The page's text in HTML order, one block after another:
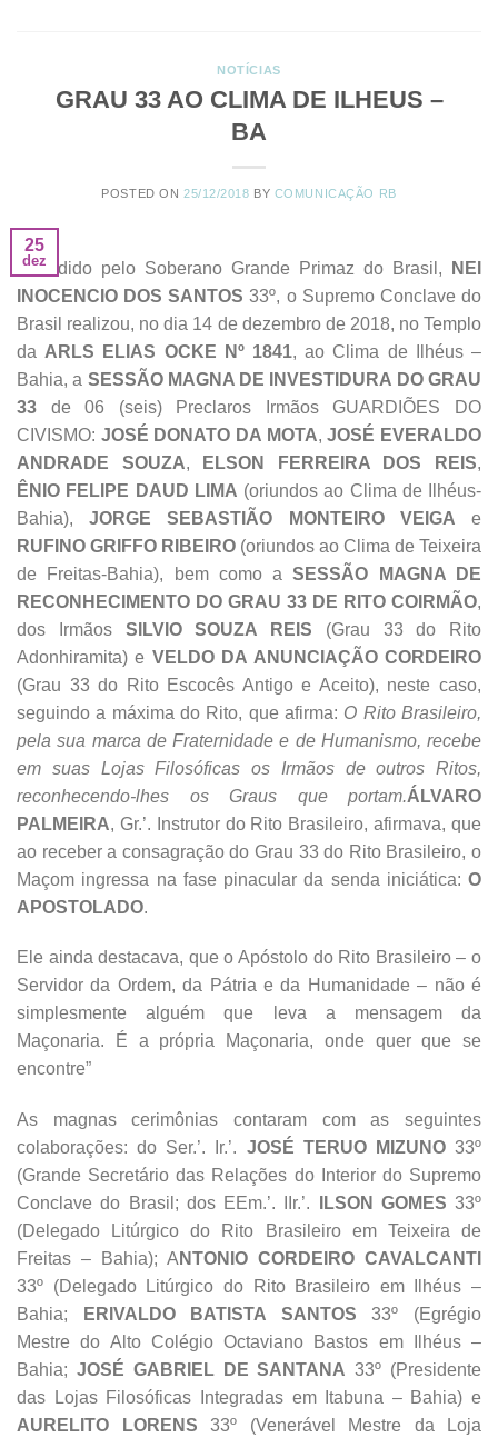
NOTÍCIAS
GRAU 33 AO CLIMA DE ILHEUS –
BA
POSTED ON 25/12/2018 BY COMUNICAÇÃO RB
25
dez
Presidido pelo Soberano Grande Primaz do Brasil,
NEI
INOCENCIO DOS SANTOS 33º, o Supremo Conclave do
Brasil realizou, no dia 14 de dezembro de 2018, no Templo
da ARLS ELIAS OCKE Nº 1841, ao Clima de Ilhéus –
Bahia, a SESSÃO MAGNA DE INVESTIDURA DO GRAU
33 de 06 (seis) Preclaros Irmãos GUARDIÕES DO
CIVISMO: JOSÉ DONATO DA MOTA,JOSÉ EVERALDO
ANDRADE SOUZA, ELSON FERREIRA DOS REIS,
ÊNIO FELIPE DAUD LIMA (oriundos ao Clima de Ilhéus-
Bahia),JORGE SEBASTIÃO MONTEIRO VEIGA e
RUFINO GRIFFO RIBEIRO (oriundos ao Clima de Teixeira
de Freitas-Bahia), bem como aSESSÃO MAGNA DE
RECONHECIMENTO DO GRAU 33 DE RITO COIRMÃO,
dos Irmãos SILVIO SOUZA REIS (Grau 33 do Rito
Adonhiramita) e VELDO DA ANUNCIAÇÃO CORDEIRO
(Grau 33 do Rito Escocês Antigo e Aceito), neste caso,
seguindo a máxima do Rito, que afirma: O Rito Brasileiro,
pela sua marca de Fraternidade e de Humanismo, recebe
em suas Lojas Filosóficas os Irmãos de outros Ritos,
reconhecendo-lhes os Graus que portam.ÁLVARO
PALMEIRA, Gr.’. Instrutor do Rito Brasileiro, afirmava, que
ao receber a consagração do Grau 33 do Rito Brasileiro, o
Maçom ingressa na fase pinacular da senda iniciática: O
APOSTOLADO.
Ele ainda destacava, que o Apóstolo do Rito Brasileiro – o
Servidor da Ordem, da Pátria e da Humanidade – não é
simplesmente alguém que leva a mensagem da
Maçonaria. É a própria Maçonaria, onde quer que se
encontre”
As magnas cerimônias contaram com as seguintes
colaborações: do Ser.’. Ir.’. JOSÉ TERUO MIZUNO33º
(Grande Secretário das Relações do Interior do Supremo
Conclave do Brasil; dos EEm.’. IIr.’.
ILSON GOMES 33º
(Delegado Litúrgico do Rito Brasileiro em Teixeira de
Freitas – Bahia); A NTONIO CORDEIRO CAVALCANTI
33º (Delegado Litúrgico do Rito Brasileiro em Ilhéus –
Bahia;
ERIVALDO BATISTA SANTOS 33º (Egrégio
Mestre do Alto Colégio Octaviano Bastos em Ilhéus –
Bahia; JOSÉ GABRIEL DE SANTANA 33º (Presidente
das Lojas Filosóficas Integradas em Itabuna – Bahia) e
AURELITO LORENS 33º (Venerável Mestre da Loja